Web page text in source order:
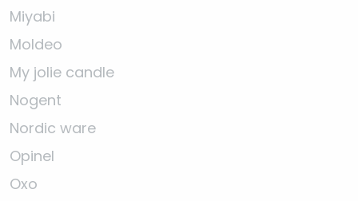
Miyabi
Moldeo
My jolie candle
Nogent
Nordic ware
Opinel
Oxo